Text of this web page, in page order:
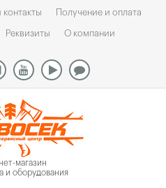
контакты Получение и оплата
Реквизиты О компании
магазин
и оборудования